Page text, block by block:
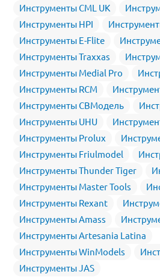
Инструменты CML UK
Инструменты HPI
Инструменты E-Flite
Инструменты Traxxas
Инструменты Medial Pro
Инструменты RCM
Инструменты СВМодель
Инструменты UHU
Инструменты Prolux
Инструменты Friulmodel
Инструменты Thunder Tiger
Инструменты Master Tools
Инструменты Rexant
Инструменты Amass
Инструменты Artesania Latina
Инструменты WinModels
Инструменты JAS